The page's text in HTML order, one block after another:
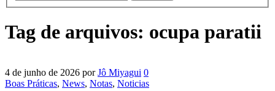
Tag de arquivos: ocupa paratii
4 de junho de 2026 porJô Miyagui 0
Boas Práticas, News, Notas, Noticias